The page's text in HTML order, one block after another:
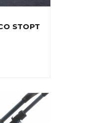
STOPT